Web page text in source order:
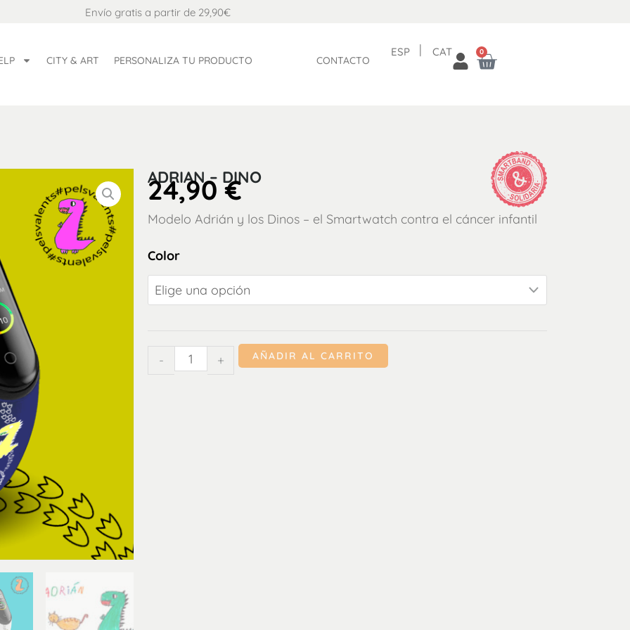
Envío gratis a partir de 29,90€
CITY & ART PERSONALIZA TU PRODUCTO CONTACTO
ESP CAT 0
CARRITO
ADRIAN – DINO
24,90€
Modelo Adrián y los Dinos – el Smartwatch contra el cáncer infantil
Color
-
Adrian
-
Dino
+ AÑADIR AL CARRITO